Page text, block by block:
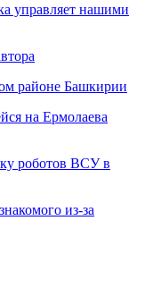
управляет нашими
районе Башкирии
на Ермолаева
роботов ВСУ в
из-за